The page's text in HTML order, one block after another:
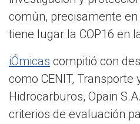
común, precisamente
tiene lugar la COP16 en
iÓmicas compitió con
como CENIT, Transporte
Hidrocarburos, Opain
criterios de evaluación